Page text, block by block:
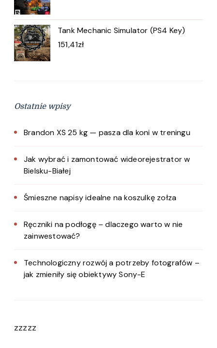
Tank Mechanic Simulator (PS4 Key)
151,41zł
Ostatnie wpisy
Brandon XS 25 kg — pasza dla koni w treningu
Jak wybrać i zamontować wideorejestrator w
Bielsku-Białej
Śmieszne napisy idealne na koszulkę zołza
Ręczniki na podłogę – dlaczego warto w nie
zainwestować?
Technologiczny rozwój a potrzeby fotografów –
jak zmieniły się obiektywy Sony-E
zzzzz